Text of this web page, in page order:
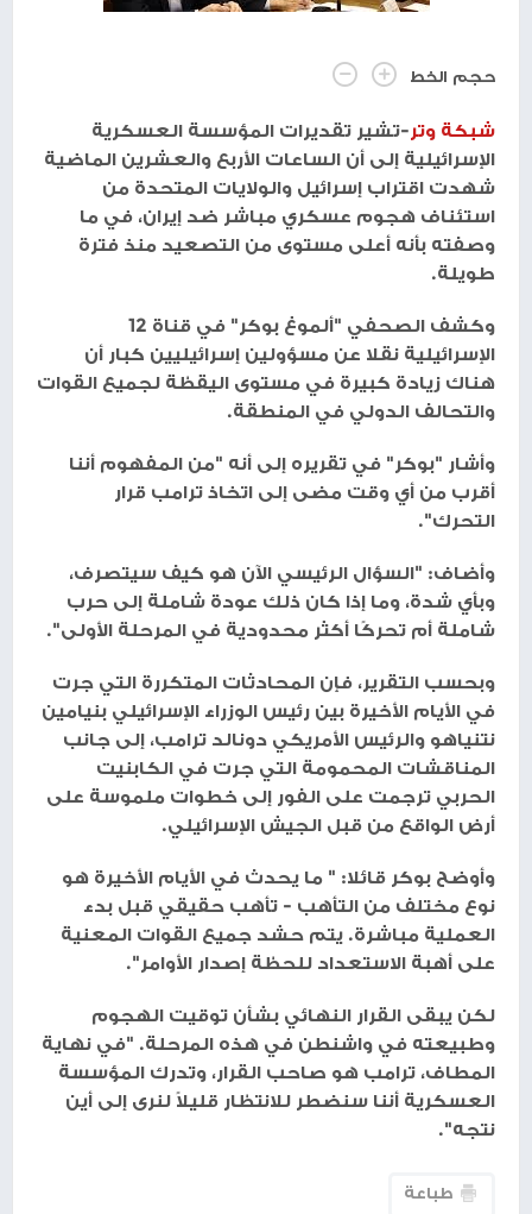
حجم الخط
شبكة وتر-تشير تقديرات المؤسسة العسكرية
الإسرائيلية إلى أن الساعات الأربع والعشرين الماضية
شهدت اقتراب إسرائيل والولايات المتحدة من
استئناف هجوم عسكري مباشر ضد إيران، في ما
وصفته بأنه أعلى مستوى من التصعيد منذ فترة
طويلة.
وكشف الصحفي "ألموغ بوكر" في قناة 12
الإسرائيلية نقلا عن مسؤولين إسرائيليين كبار أن
هناك زيادة كبيرة في مستوى اليقظة لجميع القوات
والتحالف الدولي في المنطقة.
وأشار "بوكر" في تقريره إلى أنه "من المفهوم أننا
أقرب من أي وقت مضى إلى اتخاذ ترامب قرار
التحرك".
وأضاف: "السؤال الرئيسي الآن هو كيف سيتصرف،
وبأي شدة، وما إذا كان ذلك عودة شاملة إلى حرب
شاملة أم تحركًا أكثر محدودية في المرحلة الأولى".
وبحسب التقرير، فإن المحادثات المتكررة التي جرت
في الأيام الأخيرة بين رئيس الوزراء الإسرائيلي بنيامين
نتنياهو والرئيس الأمريكي دونالد ترامب، إلى جانب
المناقشات المحمومة التي جرت في الكابنيت
الحربي ترجمت على الفور إلى خطوات ملموسة على
أرض الواقع من قبل الجيش الإسرائيلي.
وأوضح بوكر قائلا: " ما يحدث في الأيام الأخيرة هو
نوع مختلف من التأهب - تأهب حقيقي قبل بدء
العملية مباشرة. يتم حشد جميع القوات المعنية
على أهبة الاستعداد للحظة إصدار الأوامر".
لكن يبقى القرار النهائي بشأن توقيت الهجوم
وطبيعته في واشنطن في هذه المرحلة. "في نهاية
المطاف، ترامب هو صاحب القرار، وتدرك المؤسسة
العسكرية أننا سنضطر للانتظار قليلاً لنرى إلى أين
نتجه".
طباعة